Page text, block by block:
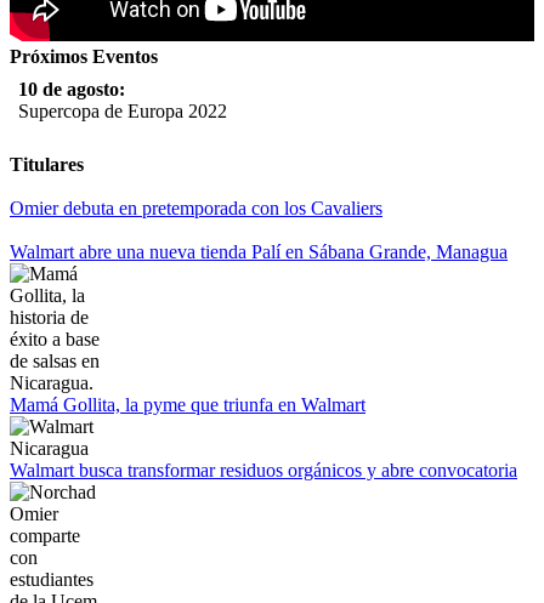
Próximos Eventos
10 de agosto:
Supercopa de Europa 2022
11 al 21 de agosto:
Empieza La Liga 2022-2023
Titulares
Omier debuta en pretemporada con los Cavaliers
Walmart abre una nueva tienda Palí en Sábana Grande, Managua
Mamá Gollita, la pyme que triunfa en Walmart
Walmart busca transformar residuos orgánicos y abre convocatoria